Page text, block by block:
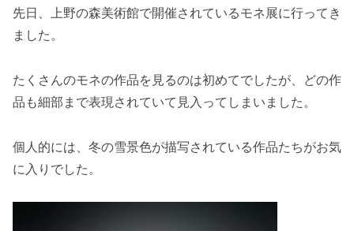
先日、上野の森美術館で開催されているモネ展に行ってき
ました。
たくさんのモネの作品を見るのは初めてでしたが、どの作
品も細部まで表現されていて見入ってしまいました。
個人的には、冬の雪景色が描写されている作品たちがお気
に入りでした。